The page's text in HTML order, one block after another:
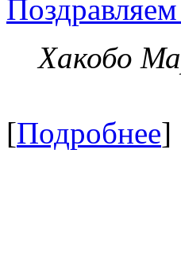
Хакобо
[Подробнее]